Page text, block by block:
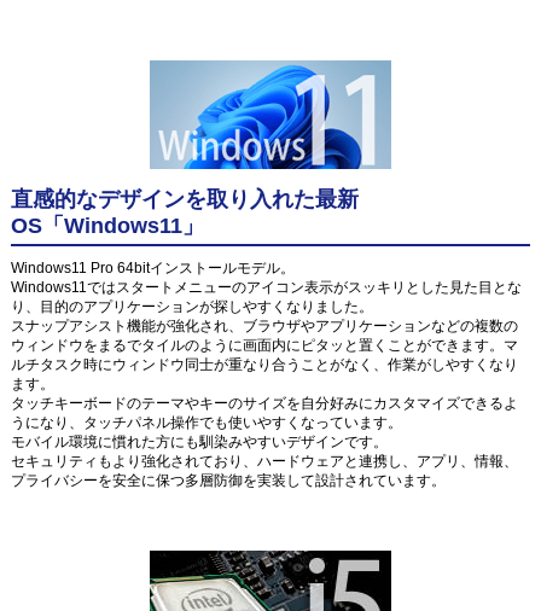
直感的なデザインを取り入れた最新
OS「Windows11」
Windows11 Pro 64bitインストールモデル。
Windows11ではスタートメニューのアイコン表示がスッキリとした見た目とな
り、目的のアプリケーションが探しやすくなりました。
スナップアシスト機能が強化され、ブラウザやアプリケーションなどの複数の
ウィンドウをまるでタイルのように画面内にピタッと置くことができます。マ
ルチタスク時にウィンドウ同士が重なり合うことがなく、作業がしやすくなり
ます。
タッチキーボードのテーマやキーのサイズを自分好みにカスタマイズできるよ
うになり、タッチパネル操作でも使いやすくなっています。
モバイル環境に慣れた方にも馴染みやすいデザインです。
セキュリティもより強化されており、ハードウェアと連携し、アプリ、情報、
プライバシーを安全に保つ多層防御を実装して設計されています。